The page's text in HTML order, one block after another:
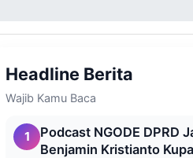
Headline Berita
Wajib Kamu Baca
1
Podcast NGODE DPRD
Benjamin Kristianto